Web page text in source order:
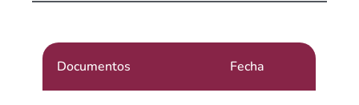
Documentos Fecha